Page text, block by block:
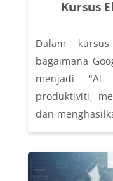
Kursus
Dalam
bagaimana
menjadi "Al
produktiviti,
dan